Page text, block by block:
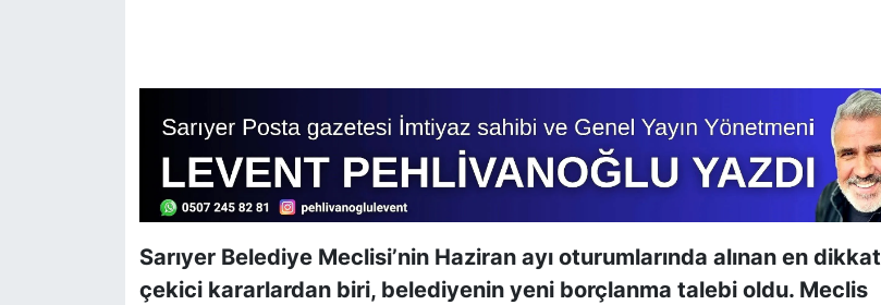
Sarıyer Belediye Meclisi’nin Haziran ayı oturumlarında alınan en dikkat
çekici kararlardan biri, belediyenin yeni borçlanma talebi oldu. Meclis
TEKNOLOJİ
TÜRKİYE VE DÜNYA GÜNDEMİ